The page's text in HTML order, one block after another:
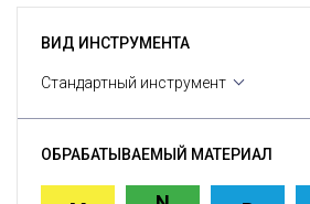
ВИД ИНСТРУМЕНТА
Стандартный инструмент
ОБРАБАТЫВАЕМЫЙ МАТЕРИАЛ